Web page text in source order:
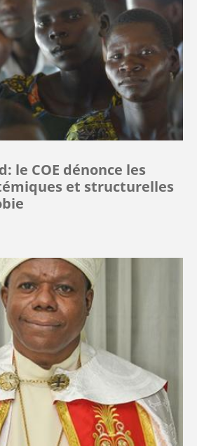
le COE dénonce les
et structurelles